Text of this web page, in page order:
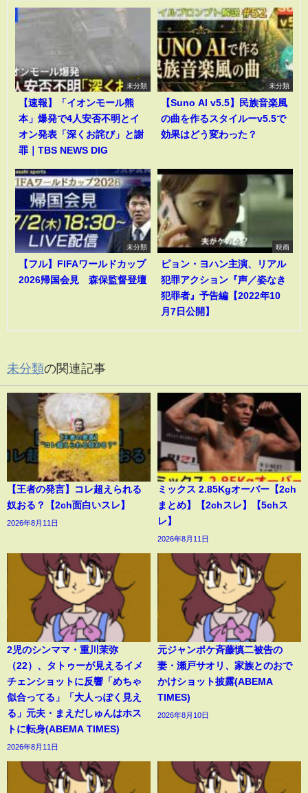
未分類
【速報】「イオンモール熊
本」爆発で4人安否不明とイ
オン発表「深くお詫び」と謝
罪｜TBS NEWS DIG
未分類
【Suno AI v5.5】民族音楽風
の曲を作るスタイルーv5.5で
効果はどう変わった？
未分類
【フル】FIFAワールドカップ
2026帰国会見 森保監督登壇
映画
ピョン・ヨハン主演、リアル
犯罪アクション『声／姿なき
犯罪者』予告編【2022年10
月7日公開】
未分類の関連記事
【王者の発言】コレ超えられる
奴おる？【2ch面白いスレ】
2026年8月11日
ミックス 2.85Kgオーバー【2ch
まとめ】【2chスレ】【5chス
レ】
2026年8月11日
2児のシンママ・重川茉弥
（22）、タトゥーが見えるイメ
チェンショットに反響「めちゃ
似合ってる」「大人っぽく見え
る」元夫・まえだしゅんはホス
トに転身(ABEMA TIMES)
2026年8月11日
元ジャンポケ斉藤慎二被告の
妻・瀬戸サオリ、家族とのおで
かけショット披露(ABEMA
TIMES)
2026年8月10日